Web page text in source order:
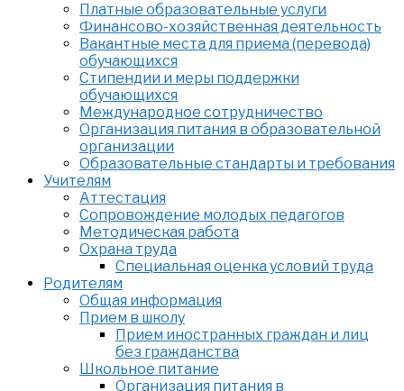
Платные образовательные услуги
Финансово-хозяйственная деятельность
Вакантные места для приема (перевода)
обучающихся
Стипендии и меры поддержки
обучающихся
Международное сотрудничество
Организация питания в образовательной
организации
Образовательные стандарты и требования
Учителям
Аттестация
Сопровождение молодых педагогов
Методическая работа
Охрана труда
Специальная оценка условий труда
Родителям
Общая информация
Прием в школу
Прием иностранных граждан и лиц
без гражданства
Школьное питание
Организация питания в